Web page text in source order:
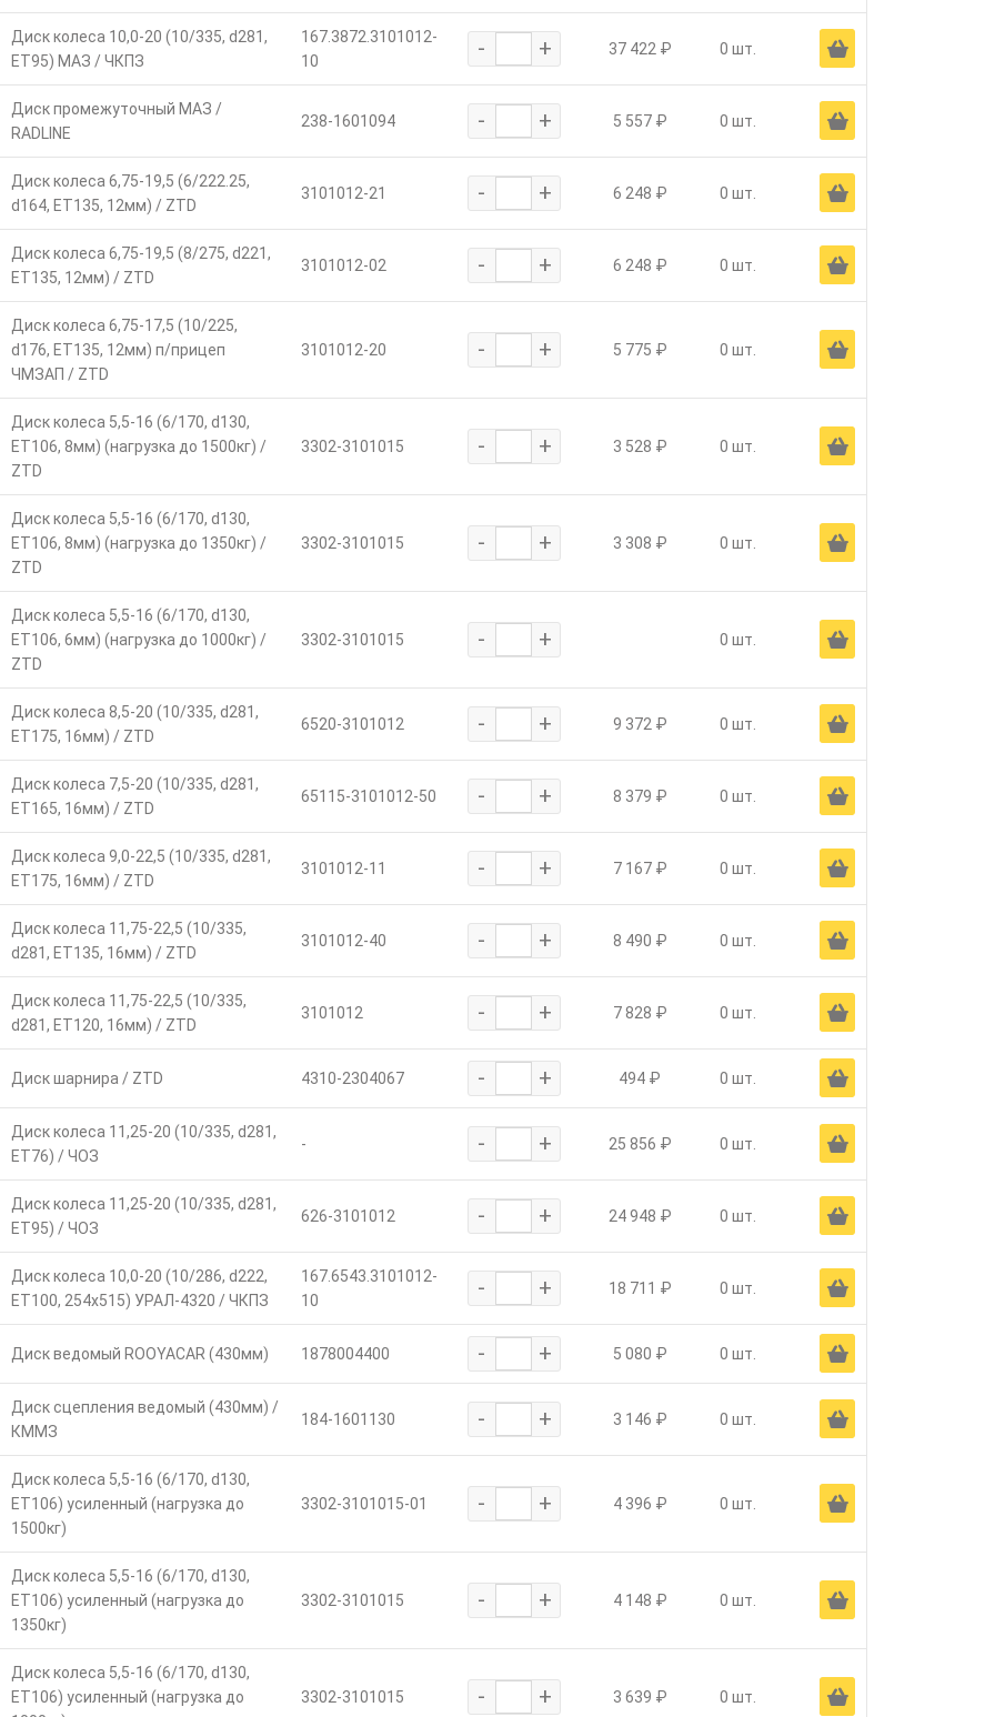
Диск колеса 10,0-20 (10/335, d281,
ЕТ95) МАЗ / ЧКПЗ
167.3872.3101012-
10
- + 37 422 ₽ 0 шт. Ä
Диск промежуточный МАЗ /
RADLINE
238-1601094 - + 5 557 ₽ 0 шт. Ä
Диск колеса 6,75-19,5 (6/222.25,
d164, ET135, 12мм) / ZTD
3101012-21 - + 6 248 ₽ 0 шт. Ä
Диск колеса 6,75-19,5 (8/275, d221,
ET135, 12мм) / ZTD
3101012-02 - + 6 248 ₽ 0 шт. Ä
Диск колеса 6,75-17,5 (10/225,
d176, ET135, 12мм) п/прицеп
ЧМЗАП / ZTD
3101012-20 - + 5 775 ₽ 0 шт. Ä
Диск колеса 5,5-16 (6/170, d130,
ET106, 8мм) (нагрузка до 1500кг) /
ZTD
3302-3101015 - + 3 528 ₽ 0 шт. Ä
Диск колеса 5,5-16 (6/170, d130,
ET106, 8мм) (нагрузка до 1350кг) /
ZTD
3302-3101015 - + 3 308 ₽ 0 шт. Ä
Диск колеса 5,5-16 (6/170, d130,
ET106, 6мм) (нагрузка до 1000кг) /
ZTD
3302-3101015 - + 0 шт. Ä
Диск колеса 8,5-20 (10/335, d281,
ET175, 16мм) / ZTD
6520-3101012 - + 9 372 ₽ 0 шт. Ä
Диск колеса 7,5-20 (10/335, d281,
ET165, 16мм) / ZTD
65115-3101012-50 - + 8 379 ₽ 0 шт. Ä
Диск колеса 9,0-22,5 (10/335, d281,
ET175, 16мм) / ZTD
3101012-11 - + 7 167 ₽ 0 шт. Ä
Диск колеса 11,75-22,5 (10/335,
d281, ET135, 16мм) / ZTD
3101012-40 - + 8 490 ₽ 0 шт. Ä
Диск колеса 11,75-22,5 (10/335,
d281, ET120, 16мм) / ZTD
3101012 - + 7 828 ₽ 0 шт. Ä
Диск шарнира / ZTD 4310-2304067 - + 494 ₽ 0 шт. Ä
Диск колеса 11,25-20 (10/335, d281,
ET76) / ЧОЗ
- - + 25 856 ₽ 0 шт. Ä
Диск колеса 11,25-20 (10/335, d281,
ET95) / ЧОЗ
626-3101012 - + 24 948 ₽ 0 шт. Ä
Диск колеса 10,0-20 (10/286, d222,
ЕТ100, 254х515) УРАЛ-4320 / ЧКПЗ
167.6543.3101012-
10
- + 18 711 ₽ 0 шт. Ä
Диск ведомый ROOYACAR (430мм) 1878004400 - + 5 080 ₽ 0 шт. Ä
Диск сцепления ведомый (430мм) /
КММЗ
184-1601130 - + 3 146 ₽ 0 шт. Ä
Диск колеса 5,5-16 (6/170, d130,
ET106) усиленный (нагрузка до
1500кг)
3302-3101015-01 - + 4 396 ₽ 0 шт. Ä
Диск колеса 5,5-16 (6/170, d130,
ET106) усиленный (нагрузка до
1350кг)
3302-3101015 - + 4 148 ₽ 0 шт. Ä
Диск колеса 5,5-16 (6/170, d130,
ET106) усиленный (нагрузка до
3302-3101015 - + 3 639 ₽ 0 шт. Ä